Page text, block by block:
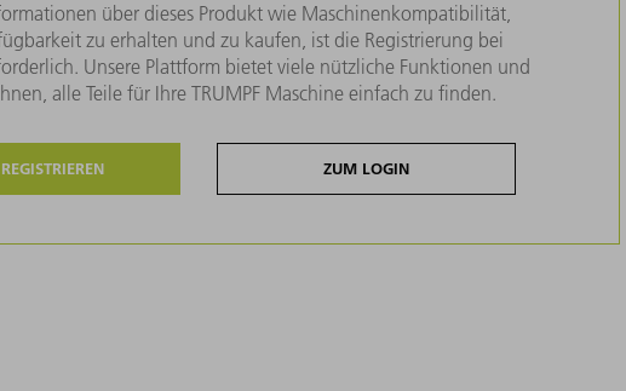
über dieses Produkt wie Maschinenkompatibilität,
zu erhalten und zu kaufen, ist die Registrierung bei
Unsere Plattform bietet viele nützliche Funktionen und
alle Teile für Ihre TRUMPF Maschine einfach zu finden.
ZUM LOGIN